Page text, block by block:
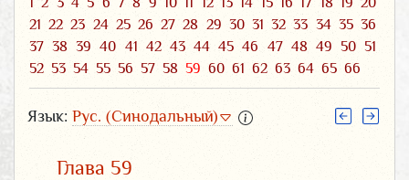
21 22 23 24 25 26 27 28 29 30 31 32 33 34 35 36
37 38 39 40 41 42 43 44 45 46 47 48 49 50 51
52 53 54 55 56 57 58 59 60 61 62 63 64 65 66
Язык: Рус. (Синодальный)
Глава 59